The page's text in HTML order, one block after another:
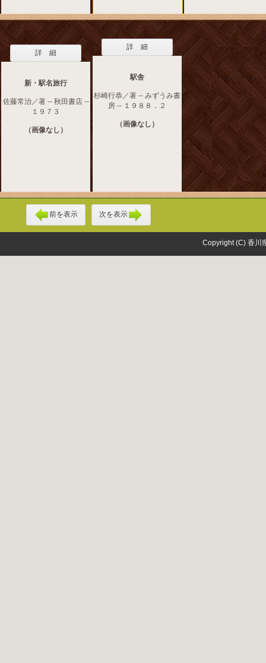
詳 細
新・駅名旅行
佐藤常治／著 -- 秋田書店 --
１９７３
（画像なし）
詳 細
駅舎
杉崎行恭／著 -- みずうみ書
房 -- １９８８．２
（画像なし）
前を表示 次を表示
Copyright (C) 香川